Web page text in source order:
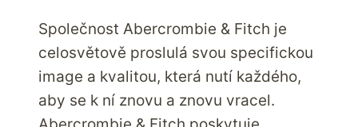
PRODUKTŮ
PROSTŘEDNICTVÍM
SLUŽBY
PARCELBOUND
Společnost Abercrombie & Fitch je
celosvětově proslulá svou specifickou
image a kvalitou, která nutí každého,
aby se k ní znovu a znovu vracel.